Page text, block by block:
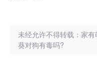
未经允许不得转载： 家有
葵对狗有毒吗?